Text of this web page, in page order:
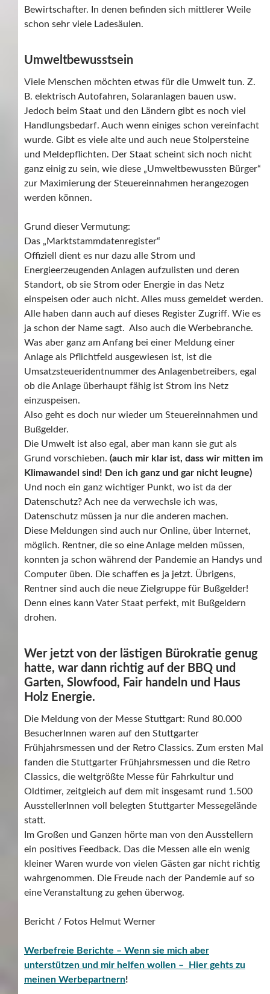
Bewirtschafter. In denen befinden sich mittlerer Weile
schon sehr viele Ladesäulen.
Umweltbewusstsein
Viele Menschen möchten etwas für die Umwelt tun. Z.
B. elektrisch Autofahren, Solaranlagen bauen usw.
Jedoch beim Staat und den Ländern gibt es noch viel
Handlungsbedarf. Auch wenn einiges schon vereinfacht
wurde. Gibt es viele alte und auch neue Stolpersteine
und Meldepflichten. Der Staat scheint sich noch nicht
ganz einig zu sein, wie diese „Umweltbewussten Bürger“
zur Maximierung der Steuereinnahmen herangezogen
werden können.
Grund dieser Vermutung:
Das „Marktstammdatenregister“
Offiziell dient es nur dazu alle Strom und
Energieerzeugenden Anlagen aufzulisten und deren
Standort, ob sie Strom oder Energie in das Netz
einspeisen oder auch nicht. Alles muss gemeldet werden.
Alle haben dann auch auf dieses Register Zugriff. Wie es
ja schon der Name sagt. Also auch die Werbebranche.
Was aber ganz am Anfang bei einer Meldung einer
Anlage als Pflichtfeld ausgewiesen ist, ist die
Umsatzsteueridentnummer des Anlagenbetreibers, egal
ob die Anlage überhaupt fähig ist Strom ins Netz
einzuspeisen.
Also geht es doch nur wieder um Steuereinnahmen und
Bußgelder.
Die Umwelt ist also egal, aber man kann sie gut als
Grund vorschieben. (auch mir klar ist, dass wir mitten im
Klimawandel sind! Den ich ganz und gar nicht leugne)
Und noch ein ganz wichtiger Punkt, wo ist da der
Datenschutz? Ach nee da verwechsle ich was,
Datenschutz müssen ja nur die anderen machen.
Diese Meldungen sind auch nur Online, über Internet,
möglich. Rentner, die so eine Anlage melden müssen,
konnten ja schon während der Pandemie an Handys und
Computer üben. Die schaffen es ja jetzt. Übrigens,
Rentner sind auch die neue Zielgruppe für Bußgelder!
Denn eines kann Vater Staat perfekt, mit Bußgeldern
drohen.
Wer jetzt von der lästigen Bürokratie genug
hatte, war dann richtig auf der BBQ und
Garten, Slowfood, Fair handeln und Haus
Holz Energie.
Die Meldung von der Messe Stuttgart: Rund 80.000
BesucherInnen waren auf den Stuttgarter
Frühjahrsmessen und der Retro Classics. Zum ersten Mal
fanden die Stuttgarter Frühjahrsmessen und die Retro
Classics, die weltgrößte Messe für Fahrkultur und
Oldtimer, zeitgleich auf dem mit insgesamt rund 1.500
AusstellerInnen voll belegten Stuttgarter Messegelände
statt.
Im Großen und Ganzen hörte man von den Ausstellern
ein positives Feedback. Das die Messen alle ein wenig
kleiner Waren wurde von vielen Gästen gar nicht richtig
wahrgenommen. Die Freude nach der Pandemie auf so
eine Veranstaltung zu gehen überwog.
Bericht / Fotos Helmut Werner
Werbefreie Berichte – Wenn sie mich aber
unterstützen und mir helfen wollen – Hier gehts zu
meinen Werbepartnern!